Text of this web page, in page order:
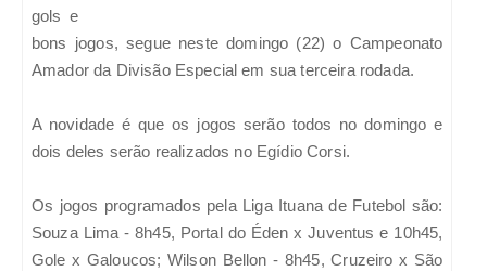
gols e
bons jogos, segue neste domingo (22) o Campeonato
Amador da Divisão Especial em sua terceira rodada.
A novidade é que os jogos serão todos no domingo e
dois deles serão realizados no Egídio Corsi.
Os jogos programados pela Liga Ituana de Futebol são:
Souza Lima - 8h45, Portal do Éden x Juventus e 10h45,
Gole x Galoucos; Wilson Bellon - 8h45, Cruzeiro x São